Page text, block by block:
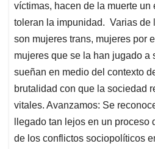
víctimas, hacen de la muerte
toleran la impunidad. Varias de
son mujeres trans, mujeres por
mujeres que se la han jugado a
sueñan en medio del contexto
brutalidad con que la sociedad
vitales. Avanzamos: Se
llegado tan lejos en un
de los conflictos sociopolíticos